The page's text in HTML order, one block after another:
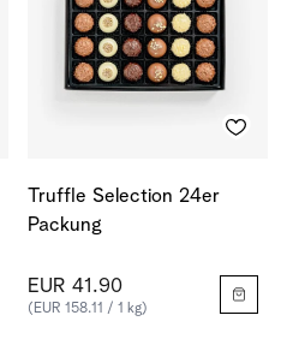
Truffle Selection 24er
Packung
EUR 41.90
(EUR 158.11 / 1 kg)